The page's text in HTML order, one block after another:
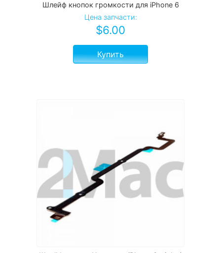
Шлейф кнопок громкости для iPhone 6
Цена запчасти:
$6.00
Купить